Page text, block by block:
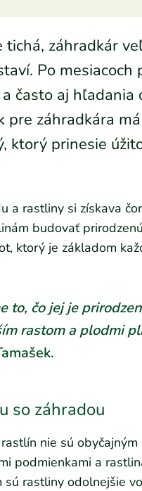
záhradkár
Po mesiacoch
často aj hľadania
pre záhradkára
ktorý prinesie
a rastliny si získava
budovať
ktorý je základom
to, čo jej je
rastom a plodmi
so záhradou
nie sú
podmienkami a
rastliny odolnejšie